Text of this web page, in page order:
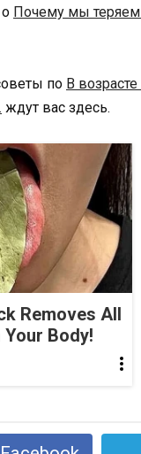
Почему мы
по В
ждут вас здесь.
Removes All
Body!